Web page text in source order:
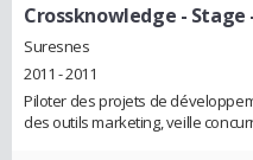
Crossknowledge -
Suresnes
2011 - 2011
Piloter des projets de
des outils marketing, veille